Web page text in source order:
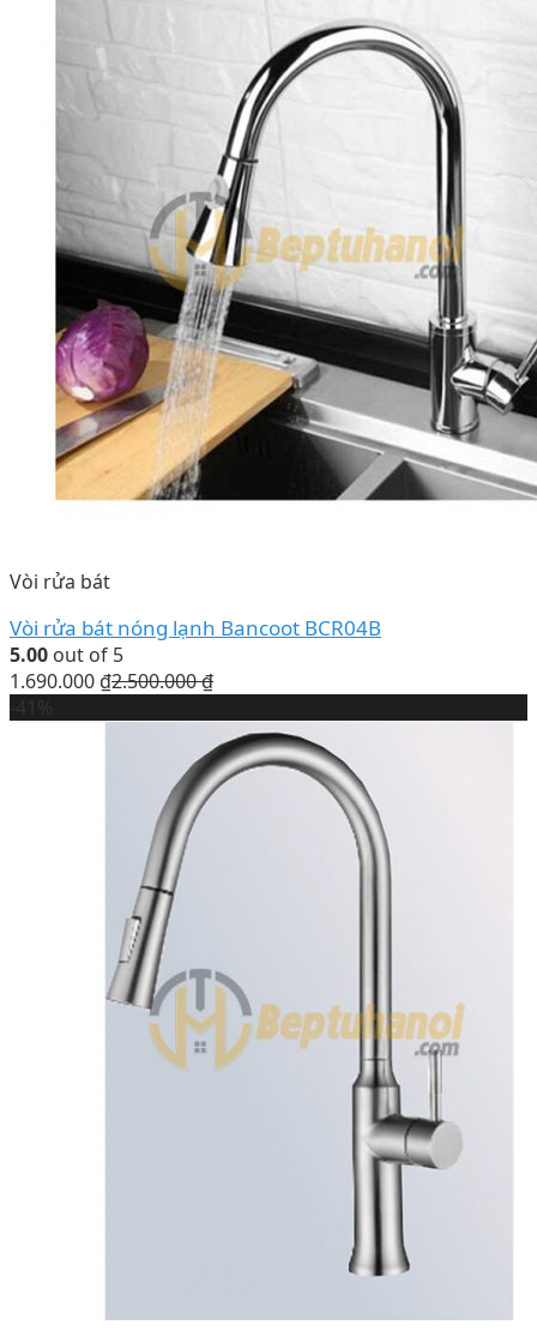
Vòi rửa bát
Vòi rửa bát nóng lạnh Bancoot BCR04B
5.00 out of 5
1.690.000 ₫2.500.000₫